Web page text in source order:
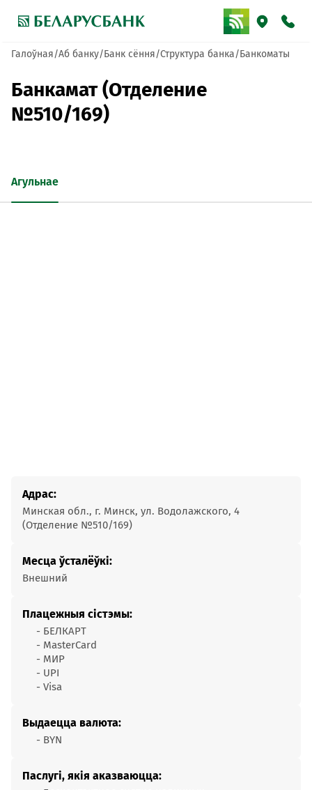
Галоўная Аб банку Банк сёння Структура банка Банкоматы
Банкамат (Отделение
№510/169)
Агульнае
Адрас:
Минская обл., г. Минск, ул. Водолажского, 4
(Отделение №510/169)
Месца ўсталёўкі:
Внешний
Плацежныя сістэмы:
- БЕЛКАРТ
- MasterCard
- МИР
- UPI
- Visa
Выдаецца валюта:
- BYN
Паслугі, якія аказваюцца: